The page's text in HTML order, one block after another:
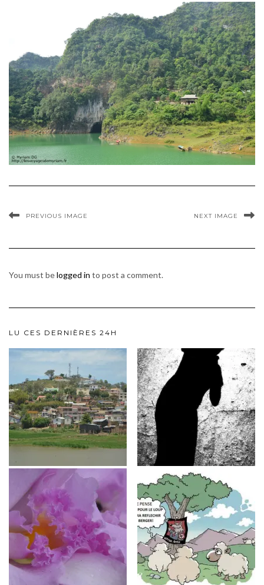
PREVIOUS IMAGE NEXT IMAGE
You must belogged in to post a comment.
LU CES DERNIÈRES 24H